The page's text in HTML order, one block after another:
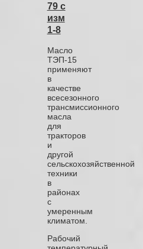
79 с
изм
1-8
Масло
ТЭП-15
применяют
в
качестве
всесезонного
трансмиссионного
масла
для
тракторов
и
другой
сельскохозяйственной
техники
в
районах
с
умеренным
климатом.
Рабочий